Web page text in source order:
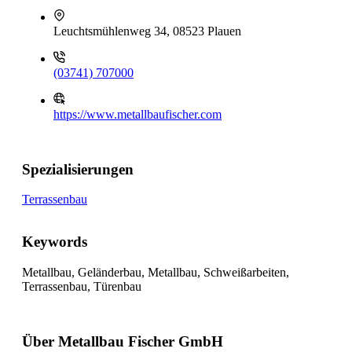
Leuchtsmühlenweg 34, 08523 Plauen
(03741) 707000
https://www.metallbaufischer.com
Spezialisierungen
Terrassenbau
Keywords
Metallbau, Geländerbau, Metallbau, Schweißarbeiten,
Terrassenbau, Türenbau
Über Metallbau Fischer GmbH